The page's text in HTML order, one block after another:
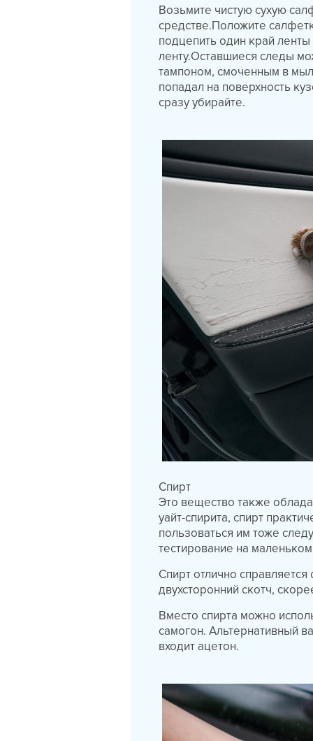
Возьмите чистую сухую
средстве.Положите
подцепить один край ленты
ленту.Оставшиеся следы
тампоном, смоченным в
попадал на поверхность
сразу убирайте.
Спирт
Это вещество также
уайт-спирита, спирт
пользоваться им тоже
тестирование на
Спирт отлично
двухсторонний скотч,
Вместо спирта можно
самогон. Альтернативный
входит ацетон.